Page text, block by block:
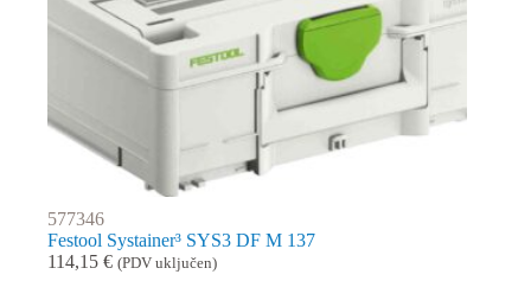
577346
Festool Systainer³ SYS3 DF M 137
114,15 € (PDV uključen)